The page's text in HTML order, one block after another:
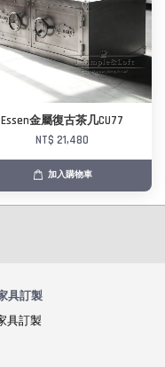
Essen金屬復古茶几CU77
NT$ 21,480
加入購物車
具訂製
具訂製